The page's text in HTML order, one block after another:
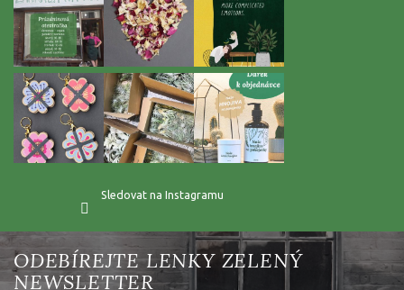
Sledovat na Instagramu